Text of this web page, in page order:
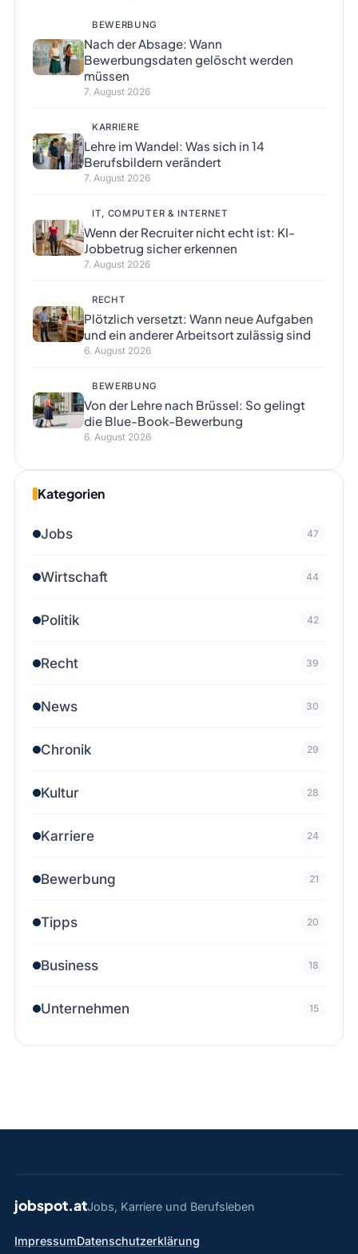
BEWERBUNG
Nach der Absage: Wann
Bewerbungsdaten gelöscht werden
müssen
7. August 2026
KARRIERE
Lehre im Wandel: Was sich in 14
Berufsbildern verändert
7. August 2026
IT, COMPUTER & INTERNET
Wenn der Recruiter nicht echt ist: KI-
Jobbetrug sicher erkennen
7. August 2026
RECHT
Plötzlich versetzt: Wann neue Aufgaben
und ein anderer Arbeitsort zulässig sind
6. August 2026
BEWERBUNG
Von der Lehre nach Brüssel: So gelingt
die Blue-Book-Bewerbung
6. August 2026
Kategorien
Jobs 47
Wirtschaft 44
Politik 42
Recht 39
News 30
Chronik 29
Kultur 28
Karriere 24
Bewerbung 21
Tipps 20
Business 18
Unternehmen 15
jobspot.atJobs, Karriere und Berufsleben
ImpressumDatenschutzerklärung